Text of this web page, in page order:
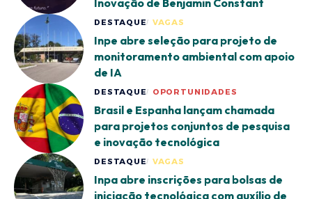
DESTAQUE VAGAS
Inpe abre seleção para projeto de
monitoramento ambiental com apoio
de IA
DESTAQUE OPORTUNIDADES
Brasil e Espanha lançam chamada
para projetos conjuntos de pesquisa
e inovação tecnológica
DESTAQUE VAGAS
Inpa abre inscrições para bolsas de
iniciação tecnológica com auxílio de